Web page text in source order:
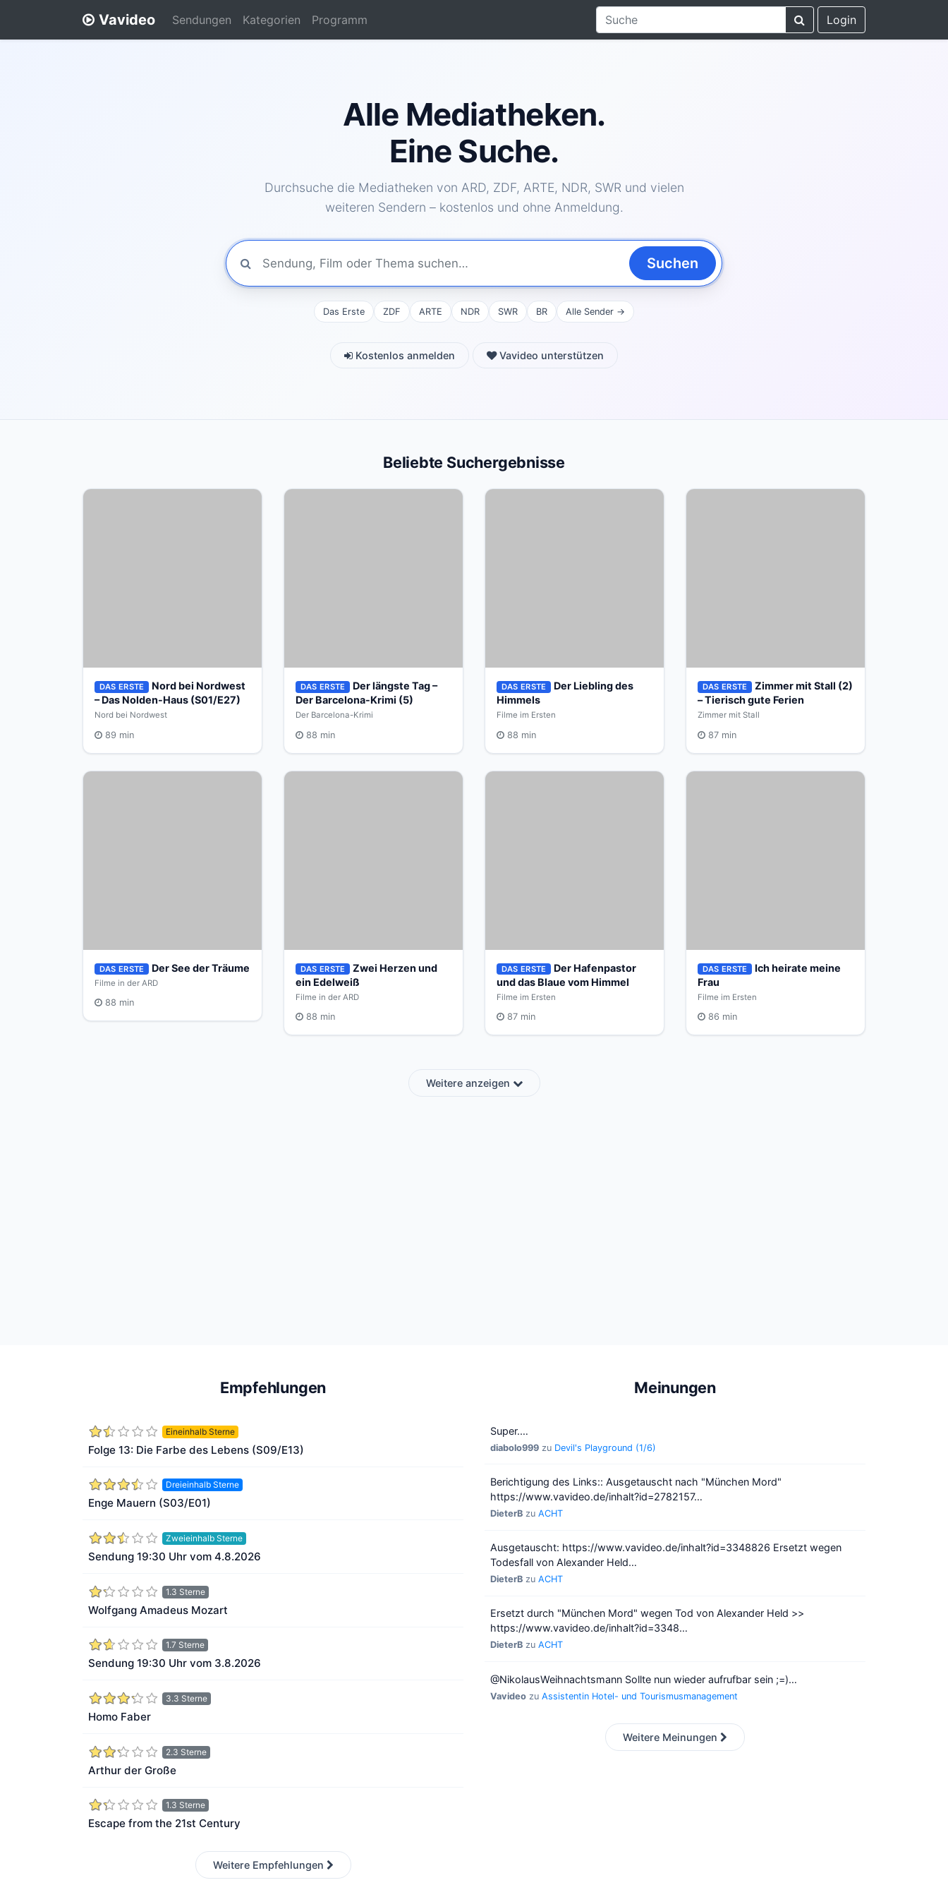
Vavideo Sendungen Kategorien Programm Login
Alle Mediatheken.
Eine Suche.
Durchsuche die Mediatheken von ARD, ZDF, ARTE, NDR, SWR und vielen
weiteren Sendern – kostenlos und ohne Anmeldung.
Suchen
Das Erste ZDF ARTE NDR SWR BR Alle Sender →
Kostenlos anmelden Vavideo unterstützen
Beliebte Suchergebnisse
DAS ERSTE
Nord bei Nordwest
– Das Nolden-Haus (S01/E27)
Nord bei Nordwest
89 min
DAS ERSTE
Der längste Tag –
Der Barcelona-Krimi (5)
Der Barcelona-Krimi
88 min
DAS ERSTE
Der Liebling des
Himmels
Filme im Ersten
88 min
DAS ERSTE
Zimmer mit Stall (2)
– Tierisch gute Ferien
Zimmer mit Stall
87 min
DAS ERSTE Der See der Träume
Filme in der ARD
88 min
DAS ERSTE
Zwei Herzen und
ein Edelweiß
Filme in der ARD
88 min
DAS ERSTE
Der Hafenpastor
und das Blaue vom Himmel
Filme im Ersten
87 min
DAS ERSTE
Ich heirate meine
Frau
Filme im Ersten
86 min
Weitere anzeigen
Empfehlungen
Eineinhalb Sterne
Folge 13: Die Farbe des Lebens (S09/E13)
Dreieinhalb Sterne
Enge Mauern (S03/E01)
Zweieinhalb Sterne
Sendung 19:30 Uhr vom 4.8.2026
1.3 Sterne
Wolfgang Amadeus Mozart
1.7 Sterne
Sendung 19:30 Uhr vom 3.8.2026
3.3 Sterne
Homo Faber
2.3 Sterne
Arthur der Große
1.3 Sterne
Escape from the 21st Century
Weitere Empfehlungen
Meinungen
Super.…
diabolo999 zu Devil's Playground (1/6)
Berichtigung des Links:: Ausgetauscht nach "München Mord"
https://www.vavideo.de/inhalt?id=2782157…
DieterB zu ACHT
Ausgetauscht: https://www.vavideo.de/inhalt?id=3348826 Ersetzt wegen
Todesfall von Alexander Held…
DieterB zu ACHT
Ersetzt durch "München Mord" wegen Tod von Alexander Held >>
https://www.vavideo.de/inhalt?id=3348…
DieterB zu ACHT
@NikolausWeihnachtsmann Sollte nun wieder aufrufbar sein ;=)…
Vavideo zu Assistentin Hotel- und Tourismusmanagement
Weitere Meinungen